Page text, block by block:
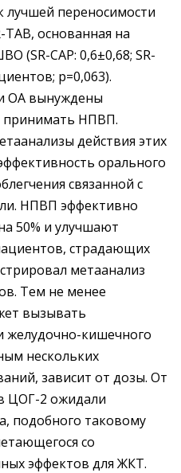
лучшей переносимости
TAB, основанная на
(SR-СAР: 0,6±0,68; SR-
р=0,063).
ОА вынуждены
принимать НПВП.
действия этих
орального
связанной с
НПВП эффективно
50% и улучшают
страдающих
метаанализ
Тем не менее
вызывать
желудочно-кишечного
нескольких
зависит от дозы. От
ЦОГ-2 ожидали
подобного таковому
со
эффектов для ЖКТ.